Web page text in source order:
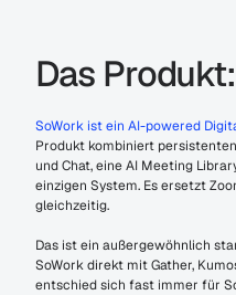
Das
SoWork ist ein AI-powered
Produkt kombiniert
und Chat, eine AI Meeting
einzigen System. Es ersetzt
gleichzeitig.
Das ist ein außergewöhnlich
SoWork direkt mit Gather,
entschied sich fast immer für